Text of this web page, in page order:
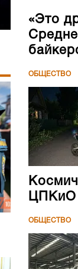
«Это
ОБЩЕСТВО
ЦПКиО
ОБЩЕСТВО